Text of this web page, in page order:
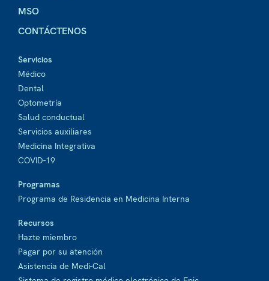
MSO
CONTÁCTENOS
Servicios
Médico
Dental
Optometría
Salud conductual
Servicios auxiliares
Medicina Integrativa
COVID-19
Programas
Programa de Residencia en Medicina Interna
Recursos
Hazte miembro
Pagar por su atención
Asistencia de Medi-Cal